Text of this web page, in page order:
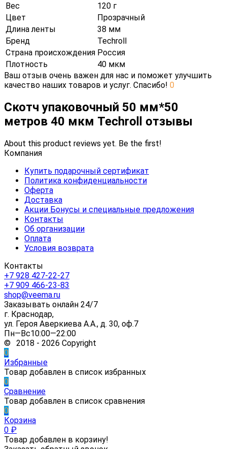
Вес
120 г
Цвет
Прозрачный
Длина ленты
38 мм
Бренд
Techroll
Страна происхождения Россия
Плотность
40 мкм
Ваш отзыв очень важен для нас и поможет улучшить
качество наших товаров и услуг. Спасибо! 0
Скотч упаковочный 50 мм*50
метров 40 мкм Techroll отзывы
About this product reviews yet. Be the first!
Компания
Купить подарочный сертификат
Политика конфиденциальности
Оферта
Доставка
Акции Бонусы и специальные предложения
Контакты
Об организации
Оплата
Условия возврата
Контакты
+7 928 427-22-27
+7 909 466-23-83
shop@veema.ru
Заказывать онлайн 24/7
г. Краснодар,
ул. Героя Аверкиева А.А., д. 30, оф.7
Пн—Вс10:00—22:00
© 2018 - 2026 Copyright
0
Избранные
Товар добавлен в список избранных
0
Сравнение
Товар добавлен в список сравнения
0
Корзина
0 ₽
Товар добавлен в корзину!